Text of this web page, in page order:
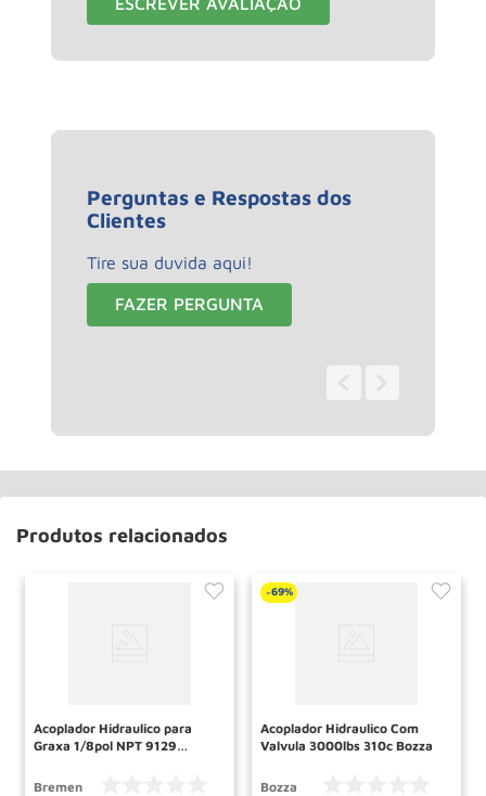
Perguntas e Respostas dos
Clientes
Tire sua duvida aqui!
FAZER PERGUNTA
Produtos relacionados
Acoplador Hidraulico para
Graxa 1/8pol NPT 9129
Bremen
-69%
Acoplador Hidraulico Com
Valvula 3000lbs 310c Bozza
Bozza